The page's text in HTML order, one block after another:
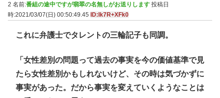
2 名前:番組の途中ですが翡翠の名無しがお送りします 投稿日
時:2021/03/07(日) 00:50:49.45
ID:Ik7R+XFk0
これに弁護士でタレントの三輪記子も同調。
「女性差別の問題って過去の事実を今の価値基準で見
たら女性差別かもしれないけど、その時は気づかずに
事実があった。だから事実を変えていくようなことは